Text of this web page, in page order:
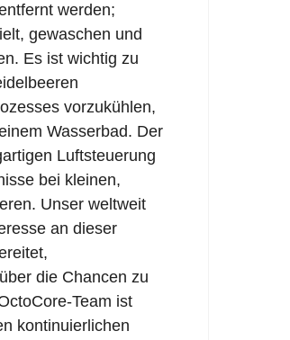
werden;
gewaschen und
Es ist wichtig zu
vorzukühlen,
Wasserbad. Der
Luftsteuerung
bei kleinen,
Unser weltweit
an dieser
die Chancen zu
Team ist
kontinuierlichen